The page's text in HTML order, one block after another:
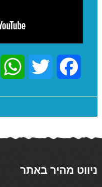
Facebook
Twitter
ניווט מהיר באתר